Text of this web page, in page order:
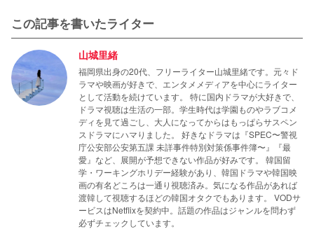
名小説です。
この記事を書いたライター
山城里緒
福岡県出身の20代、フリーライター山城里緒です。元々ド
ラマや映画が好きで、エンタメメディアを中心にライター
として活動を続けています。 特に国内ドラマが大好きで、
ドラマ視聴は生活の一部。学生時代は学園ものやラブコメ
ディを見て過ごし、大人になってからはもっぱらサスペン
スドラマにハマりました。 好きなドラマは『SPEC〜警視
庁公安部公安第五課 未詳事件特別対策係事件簿〜』『最
愛』など、展開が予想できない作品が好みです。 韓国留
学・ワーキングホリデー経験があり、韓国ドラマや韓国映
画の有名どころは一通り視聴済み。気になる作品があれば
渡韓して視聴するほどの韓国オタクでもあります。 VODサ
ービスはNetflixを契約中。話題の作品はジャンルを問わず
必ずチェックしています。